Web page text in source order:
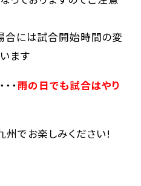
合には試合開始時間の変
ます
・雨の日でも試合はやり
州でお楽しみください!